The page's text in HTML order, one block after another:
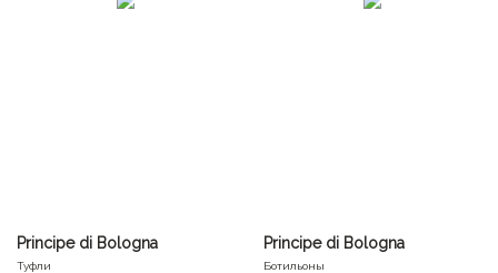
Principe di Bologna
Туфли
Principe di Bologna
Ботильоны